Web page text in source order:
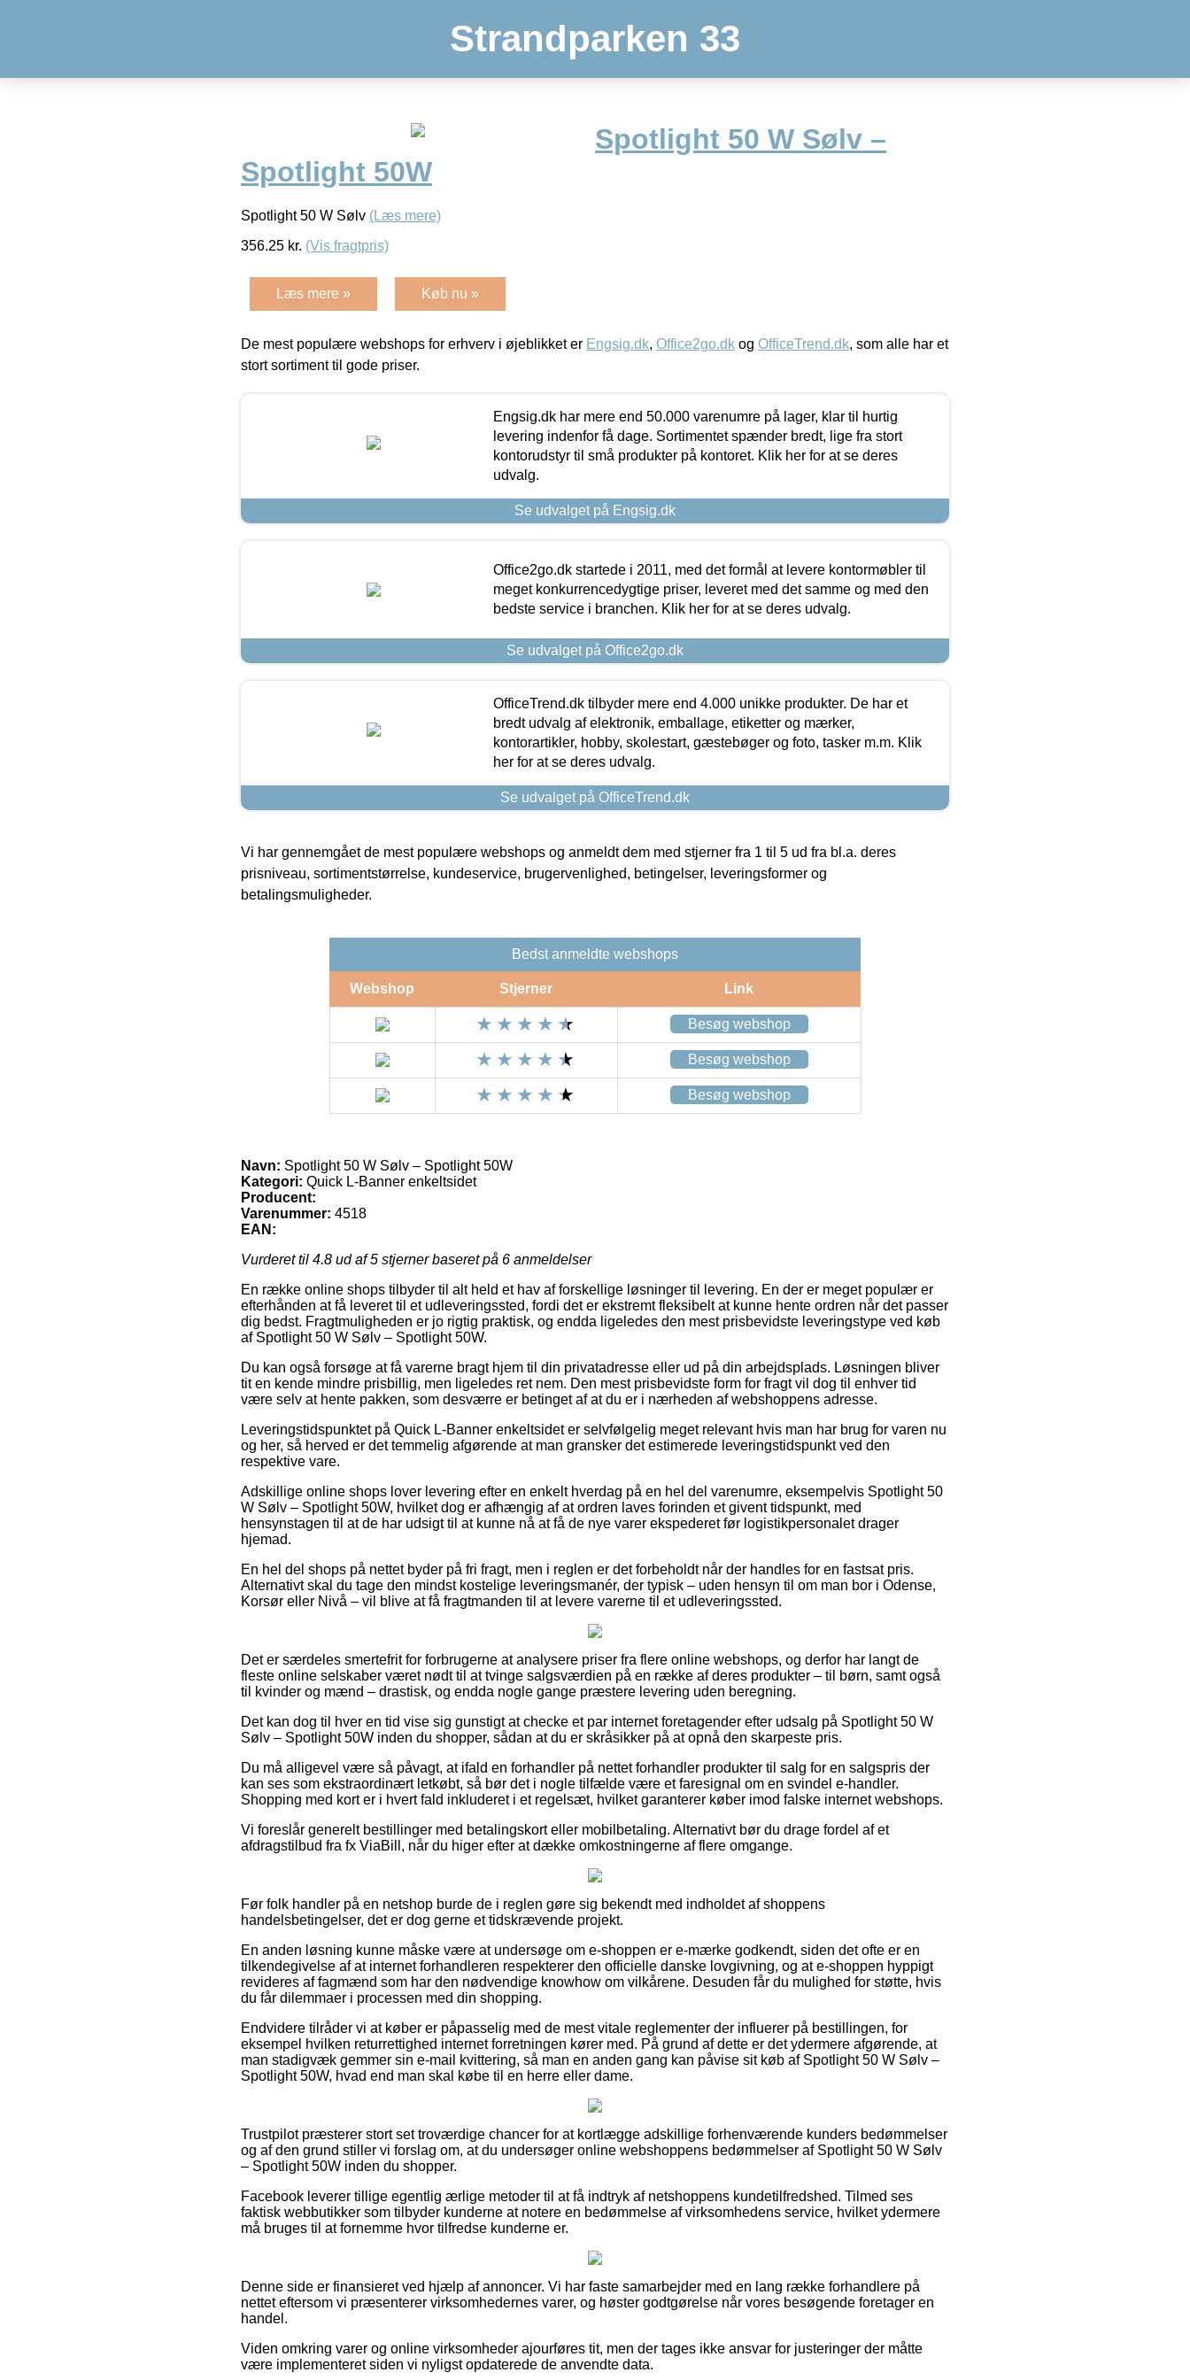
Strandparken 33
Spotlight 50 W Sølv –
Spotlight 50W
Spotlight 50 W Sølv (Læs mere)
356.25 kr. (Vis fragtpris)
Læs mere » Køb nu »
De mest populære webshops for erhverv i øjeblikket er Engsig.dk, Office2go.dk og OfficeTrend.dk, som alle har et
stort sortiment til gode priser.
Engsig.dk har mere end 50.000 varenumre på lager, klar til hurtig
levering indenfor få dage. Sortimentet spænder bredt, lige fra stort
kontorudstyr til små produkter på kontoret. Klik her for at se deres
udvalg.
Se udvalget på Engsig.dk
Office2go.dk startede i 2011, med det formål at levere kontormøbler til
meget konkurrencedygtige priser, leveret med det samme og med den
bedste service i branchen. Klik her for at se deres udvalg.
Se udvalget på Office2go.dk
OfficeTrend.dk tilbyder mere end 4.000 unikke produkter. De har et
bredt udvalg af elektronik, emballage, etiketter og mærker,
kontorartikler, hobby, skolestart, gæstebøger og foto, tasker m.m. Klik
her for at se deres udvalg.
Se udvalget på OfficeTrend.dk
Vi har gennemgået de mest populære webshops og anmeldt dem med stjerner fra 1 til 5 ud fra bl.a. deres
prisniveau, sortimentstørrelse, kundeservice, brugervenlighed, betingelser, leveringsformer og
betalingsmuligheder.
Bedst anmeldte webshops
Webshop Stjerner Link
Besøg webshop
Besøg webshop
Besøg webshop
Navn: Spotlight 50 W Sølv – Spotlight 50W
Kategori: Quick L-Banner enkeltsidet
Producent:
Varenummer: 4518
EAN:
Vurderet til 4.8 ud af 5 stjerner baseret på 6 anmeldelser
En række online shops tilbyder til alt held et hav af forskellige løsninger til levering. En der er meget populær er
efterhånden at få leveret til et udleveringssted, fordi det er ekstremt fleksibelt at kunne hente ordren når det passer
dig bedst. Fragtmuligheden er jo rigtig praktisk, og endda ligeledes den mest prisbevidste leveringstype ved køb
af Spotlight 50 W Sølv – Spotlight 50W.
Du kan også forsøge at få varerne bragt hjem til din privatadresse eller ud på din arbejdsplads. Løsningen bliver
tit en kende mindre prisbillig, men ligeledes ret nem. Den mest prisbevidste form for fragt vil dog til enhver tid
være selv at hente pakken, som desværre er betinget af at du er i nærheden af webshoppens adresse.
Leveringstidspunktet på Quick L-Banner enkeltsidet er selvfølgelig meget relevant hvis man har brug for varen nu
og her, så herved er det temmelig afgørende at man gransker det estimerede leveringstidspunkt ved den
respektive vare.
Adskillige online shops lover levering efter en enkelt hverdag på en hel del varenumre, eksempelvis Spotlight 50
W Sølv – Spotlight 50W, hvilket dog er afhængig af at ordren laves forinden et givent tidspunkt, med
hensynstagen til at de har udsigt til at kunne nå at få de nye varer ekspederet før logistikpersonalet drager
hjemad.
En hel del shops på nettet byder på fri fragt, men i reglen er det forbeholdt når der handles for en fastsat pris.
Alternativt skal du tage den mindst kostelige leveringsmanér, der typisk – uden hensyn til om man bor i Odense,
Korsør eller Nivå – vil blive at få fragtmanden til at levere varerne til et udleveringssted.
Det er særdeles smertefrit for forbrugerne at analysere priser fra flere online webshops, og derfor har langt de
fleste online selskaber været nødt til at tvinge salgsværdien på en række af deres produkter – til børn, samt også
til kvinder og mænd – drastisk, og endda nogle gange præstere levering uden beregning.
Det kan dog til hver en tid vise sig gunstigt at checke et par internet foretagender efter udsalg på Spotlight 50 W
Sølv – Spotlight 50W inden du shopper, sådan at du er skråsikker på at opnå den skarpeste pris.
Du må alligevel være så påvagt, at ifald en forhandler på nettet forhandler produkter til salg for en salgspris der
kan ses som ekstraordinært letkøbt, så bør det i nogle tilfælde være et faresignal om en svindel e-handler.
Shopping med kort er i hvert fald inkluderet i et regelsæt, hvilket garanterer køber imod falske internet webshops.
Vi foreslår generelt bestillinger med betalingskort eller mobilbetaling. Alternativt bør du drage fordel af et
afdragstilbud fra fx ViaBill, når du higer efter at dække omkostningerne af flere omgange.
Før folk handler på en netshop burde de i reglen gøre sig bekendt med indholdet af shoppens
handelsbetingelser, det er dog gerne et tidskrævende projekt.
En anden løsning kunne måske være at undersøge om e-shoppen er e-mærke godkendt, siden det ofte er en
tilkendegivelse af at internet forhandleren respekterer den officielle danske lovgivning, og at e-shoppen hyppigt
revideres af fagmænd som har den nødvendige knowhow om vilkårene. Desuden får du mulighed for støtte, hvis
du får dilemmaer i processen med din shopping.
Endvidere tilråder vi at køber er påpasselig med de mest vitale reglementer der influerer på bestillingen, for
eksempel hvilken returrettighed internet forretningen kører med. På grund af dette er det ydermere afgørende, at
man stadigvæk gemmer sin e-mail kvittering, så man en anden gang kan påvise sit køb af Spotlight 50 W Sølv –
Spotlight 50W, hvad end man skal købe til en herre eller dame.
Trustpilot præsterer stort set troværdige chancer for at kortlægge adskillige forhenværende kunders bedømmelser
og af den grund stiller vi forslag om, at du undersøger online webshoppens bedømmelser af Spotlight 50 W Sølv
– Spotlight 50W inden du shopper.
Facebook leverer tillige egentlig ærlige metoder til at få indtryk af netshoppens kundetilfredshed. Tilmed ses
faktisk webbutikker som tilbyder kunderne at notere en bedømmelse af virksomhedens service, hvilket ydermere
må bruges til at fornemme hvor tilfredse kunderne er.
Denne side er finansieret ved hjælp af annoncer. Vi har faste samarbejder med en lang række forhandlere på
nettet eftersom vi præsenterer virksomhedernes varer, og høster godtgørelse når vores besøgende foretager en
handel.
Viden omkring varer og online virksomheder ajourføres tit, men der tages ikke ansvar for justeringer der måtte
være implementeret siden vi nyligst opdaterede de anvendte data.